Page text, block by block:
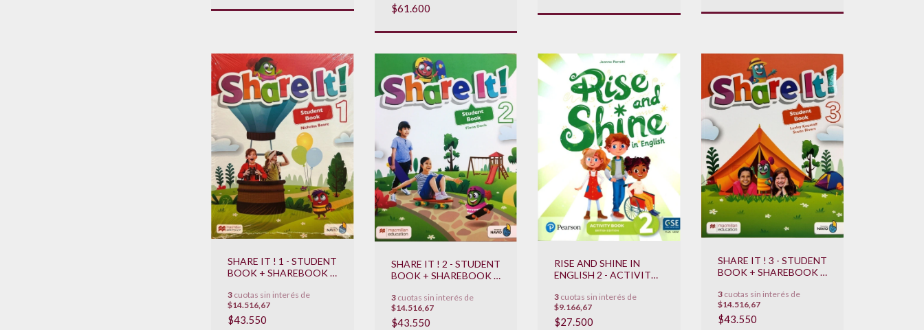
$61.600
SHARE IT ! 1 - STUDENT
BOOK + SHAREBOOK +
2022**
3 cuotas sin interés de
$14.516,67
$43.550
SHARE IT ! 2 - STUDENT
BOOK + SHAREBOOK +
2022**
3cuotas sin interés de
$14.516,67
$43.550
RISE AND SHINE IN
ENGLISH 2 - ACTIVITY
EDITION) **NOVEDAD
2022**
3 cuotas sin interés de
$9.166,67
$27.500
SHARE IT ! 3 - STUDENT
BOOK + SHAREBOOK +
2022**
3cuotas sin interés de
$14.516,67
$43.550